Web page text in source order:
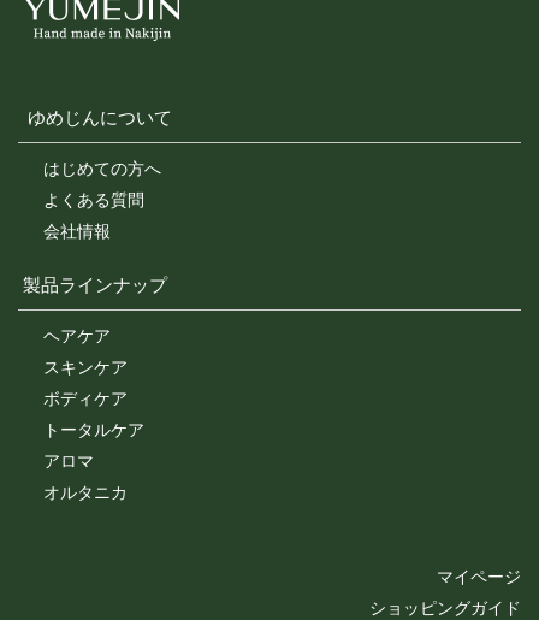
ゆめじんについて
はじめての方へ
よくある質問
会社情報
製品ラインナップ
ヘアケア
スキンケア
ボディケア
トータルケア
アロマ
オルタニカ
マイページ
ショッピングガイド